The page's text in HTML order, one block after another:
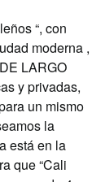
“, con
moderna ,
LARGO
y privadas,
un mismo
la
está en la
que “Cali